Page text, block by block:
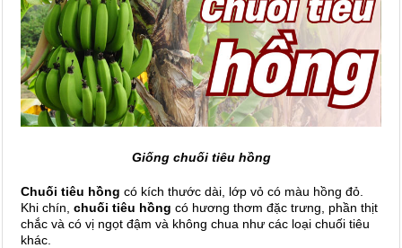
Giống chuối tiêu hồng
Chuối tiêu hồng có kích thước dài, lớp vỏ có màu hồng đỏ.
Khi chín, chuối tiêu hồng có hương thơm đặc trưng, phần thịt
chắc và có vị ngọt đậm và không chua như các loại chuối tiêu
khác.